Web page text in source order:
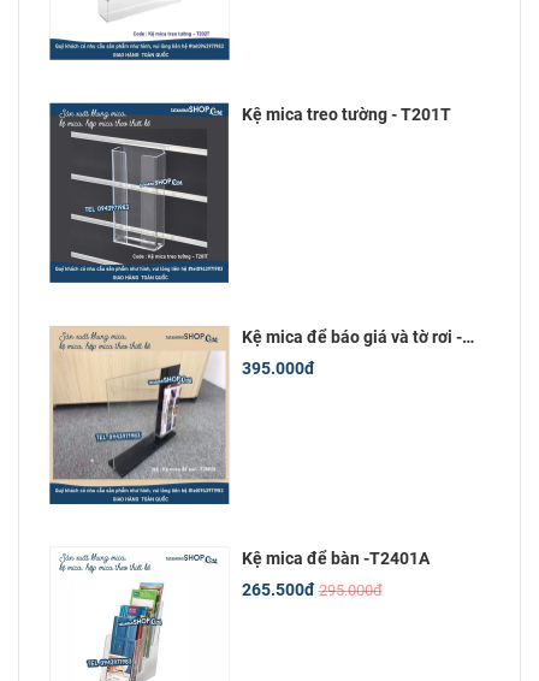
Kệ mica treo tường - T201T
Kệ mica để báo giá và tờ rơi -
T2M101
395.000đ
Kệ mica để bàn -T2401A
265.500đ 295.000đ